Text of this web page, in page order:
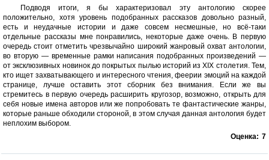
Подводя итоги, я бы характеризовал эту антологию скорее
положительно, хотя уровень подобранных рассказов довольно разный,
есть и неудачные истории и даже совсем несмешные, но всё-таки
отдельные рассказы мне понравились, некоторые даже очень. В первую
очередь стоит отметить чрезвычайно широкий жанровый охват антологии,
во вторую — временные рамки написания подобранных произведений —
от эксклюзивных новинок до покрытых пылью историй из XIX столетия. Тем,
кто ищет захватывающего и интересного чтения, феерии эмоций на каждой
странице, лучше оставить этот сборник без внимания. Если же вы
стремитесь в первую очередь расширить кругозор, возможно, открыть для
себя новые имена авторов или же попробовать те фантастические жанры,
которые раньше обходили стороной, в этом случая данная антология будет
неплохим выбором.
Оценка: 7